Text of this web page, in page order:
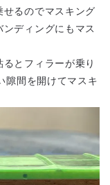
るのでマスキング
ディングにもマス
とフィラーが乗り
隙間を開けてマスキ